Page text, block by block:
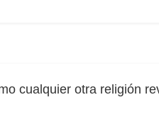
cualquier otra religión